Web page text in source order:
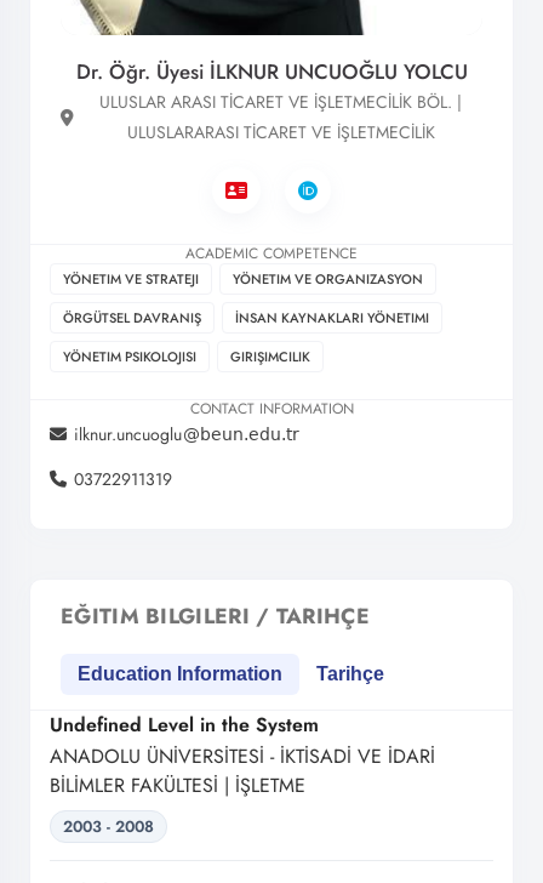
Dr. Öğr. Üyesi İLKNUR UNCUOĞLU YOLCU
ULUSLAR ARASI TİCARET VE İŞLETMECİLİK BÖL. |
ULUSLARARASI TİCARET VE İŞLETMECİLİK
ACADEMIC COMPETENCE
YÖNETIM VE STRATEJI
YÖNETIM VE ORGANIZASYON
ÖRGÜTSEL DAVRANIŞ
İNSAN KAYNAKLARI YÖNETIMI
YÖNETIM PSIKOLOJISI
GIRIŞIMCILIK
CONTACT INFORMATION
ilknur.uncuoglu
03722911319
EĞITIM BILGILERI / TARIHÇE
Education Information Tarihçe
Undefined Level in the System
ANADOLU ÜNİVERSİTESİ - İKTİSADİ VE İDARİ
BİLİMLER FAKÜLTESİ | İŞLETME
2003 - 2008